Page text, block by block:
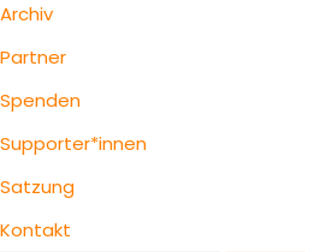
Archiv
Partner
Spenden
Supporter*innen
Satzung
Kontakt